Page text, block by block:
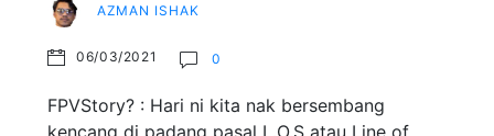
AZMAN ISHAK
06/03/2021 0
FPVStory? : Hari ni kita nak bersembang
kencang di padang pasal L.O.S atau Line of